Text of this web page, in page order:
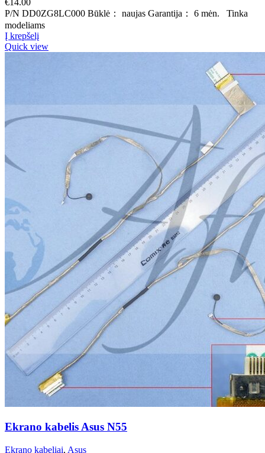
€14.00
P/N DD0ZG8LC000 Būklė： naujas Garantija： 6 mėn. Tinka
modeliams
Į krepšelį
Quick view
Ekrano kabelis Asus N55
Ekrano kabeliai, Asus